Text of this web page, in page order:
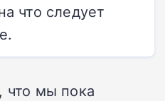
что следует
что мы пока